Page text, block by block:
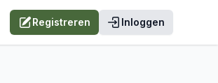
Registreren Inloggen